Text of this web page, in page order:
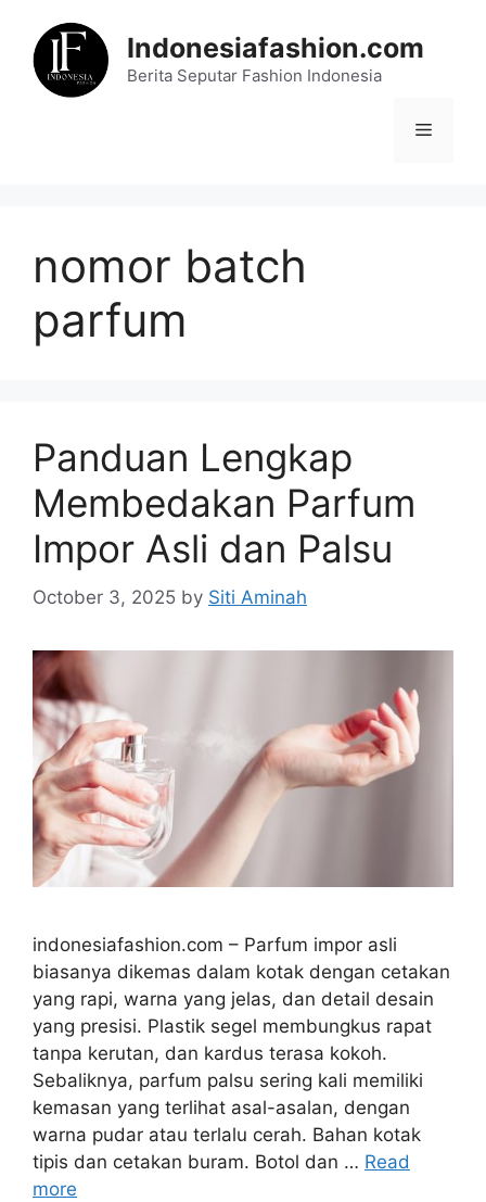
content
Indonesiafashion.com
Berita Seputar Fashion Indonesia
Menu
nomor batch
parfum
Panduan Lengkap
Membedakan Parfum
Impor Asli dan Palsu
October 3, 2025 by Siti Aminah
indonesiafashion.com – Parfum impor asli
biasanya dikemas dalam kotak dengan cetakan
yang rapi, warna yang jelas, dan detail desain
yang presisi. Plastik segel membungkus rapat
tanpa kerutan, dan kardus terasa kokoh.
Sebaliknya, parfum palsu sering kali memiliki
kemasan yang terlihat asal-asalan, dengan
warna pudar atau terlalu cerah. Bahan kotak
tipis dan cetakan buram. Botol dan … Read
more